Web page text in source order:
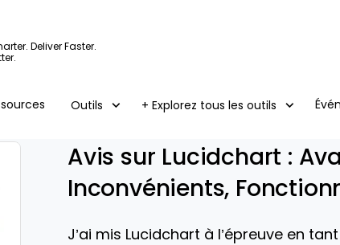
Deliver Faster.
Outils + Explorez tous les outils
Avis sur Lucidchart :
Inconvénients,
J’ai mis Lucidchart à l’épreuve en